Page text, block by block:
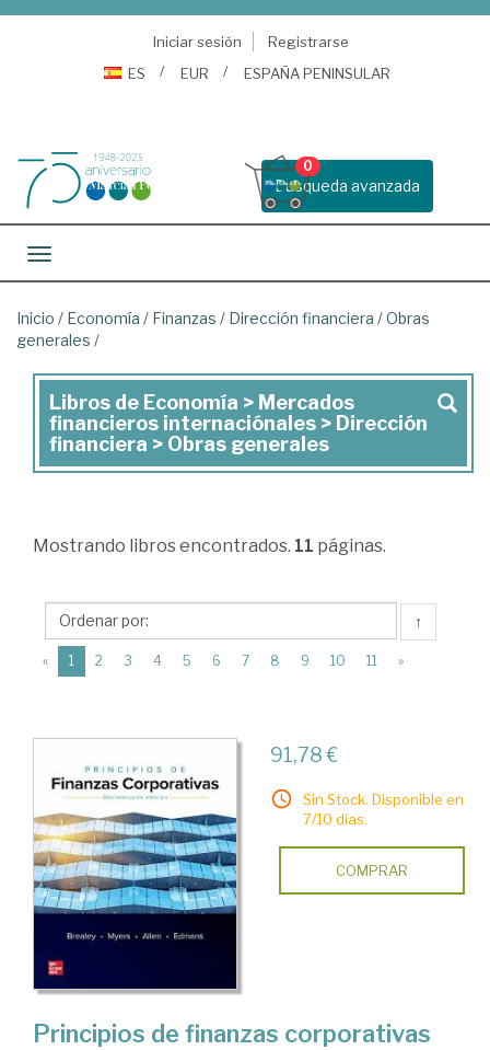
Iniciar sesión
Registrarse
ES
EUR ESPAÑA PENINSULAR
Busqueda avanzada
0
Toggle navigation
Inicio / Economía / Finanzas / Dirección financiera /Obras
generales /
Libros
de
Economía
Mercados
internaciónales
>
Dirección
>
Obras
generales
Libros de Economía > Mercados
financieros internaciónales > Dirección
financiera > Obras generales
Mostrando libros encontrados. 11 páginas.
↑
« 1 (current)
2 3 4 5 6 7 8 9 10 11 »
91,78 €
Sin Stock. Disponible en
7/10 días.
COMPRAR
Principios de finanzas corporativas